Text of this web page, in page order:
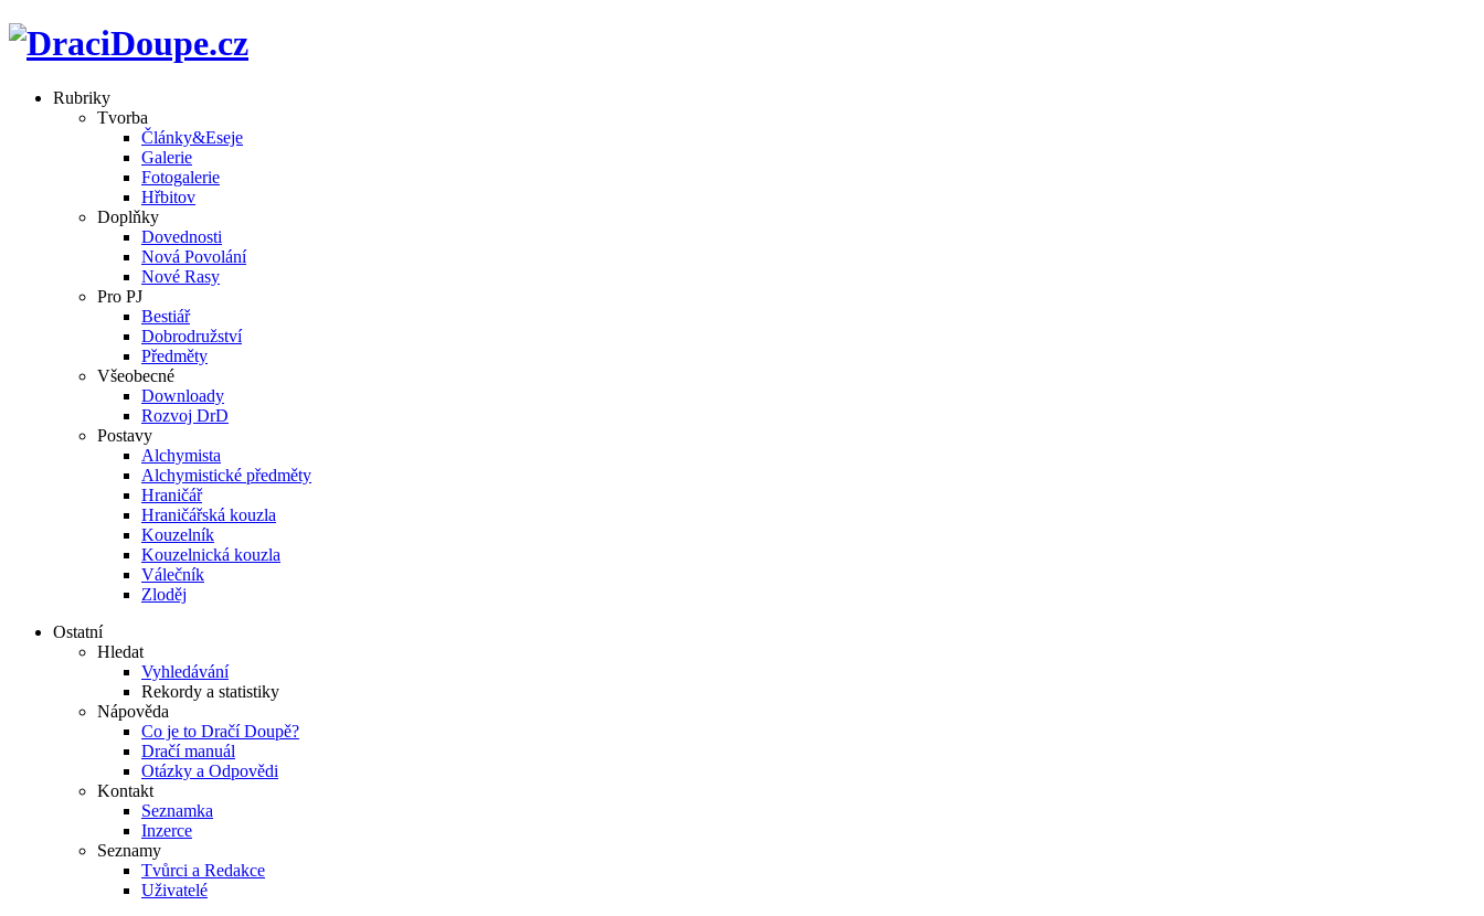
Rubriky
Tvorba
Články&Eseje
Galerie
Fotogalerie
Hřbitov
Doplňky
Dovednosti
Nová Povolání
Nové Rasy
Pro PJ
Bestiář
Dobrodružství
Předměty
Všeobecné
Downloady
Rozvoj DrD
Postavy
Alchymista
Alchymistické předměty
Hraničář
Hraničářská kouzla
Kouzelník
Kouzelnická kouzla
Válečník
Zloděj
Ostatní
Hledat
Vyhledávání
Rekordy a statistiky
Nápověda
Co je to Dračí Doupě?
Dračí manuál
Otázky a Odpovědi
Kontakt
Seznamka
Inzerce
Seznamy
Tvůrci a Redakce
Uživatelé